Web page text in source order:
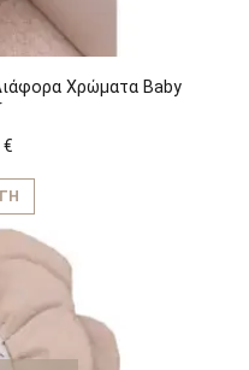
Χρώματα Baby
€
Αυτό
προϊόν
έχει
πολλαπλές
Οι
επιλογές
μπορούν